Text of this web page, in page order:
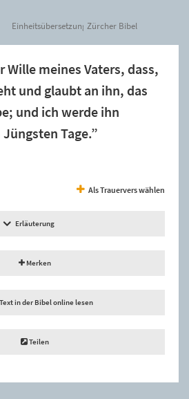
Einheitsübersetzung Zürcher Bibel
Wille meines Vaters, dass,
und glaubt an ihn, das
und ich werde ihn
Tage.”
Als Trauervers wählen
Erläuterung
Merken
in der Bibel online lesen
Teilen